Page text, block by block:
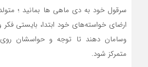
سرقول خود به دی ماهی ها بمانيد ؛
ارضاي خواسته‌هاي خود ابتدا، بايستي
وسامان دهند تا توجه و حواسشان
متمرکز شود.